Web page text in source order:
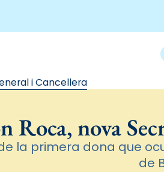
i Cancellera
Roca, nova
la primera dona que
de